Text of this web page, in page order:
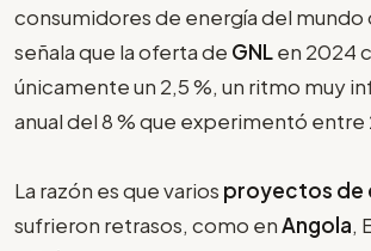
consumidores de energía del mundo
señala que la oferta de GNLen 2024
únicamente un 2,5 %, un ritmo muy
anual del 8 % que experimentó entre
La razón es que varios proyectos de
sufrieron retrasos, como enAngola,